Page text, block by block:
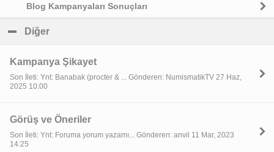
Blog Kampanyaları Sonuçları
Diğer
Kampanya Şikayet
Son İleti: Ynt: Banabak (procter & ... Gönderen: NumismatikTV 27 Haz,
2025 10:00
Görüş ve Öneriler
Son İleti: Ynt: Foruma yorum yazamı... Gönderen: anvil 11 Mar, 2023
14:25